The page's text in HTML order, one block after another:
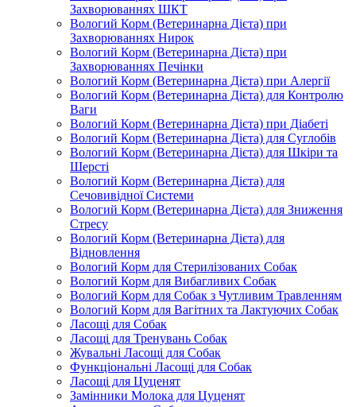
Захворюваннях ШКТ
Вологий Корм (Ветеринарна Дієта) при
Захворюваннях Нирок
Вологий Корм (Ветеринарна Дієта) при
Захворюваннях Печінки
Вологий Корм (Ветеринарна Дієта) при Алергії
Вологий Корм (Ветеринарна Дієта) для Контролю
Ваги
Вологий Корм (Ветеринарна Дієта) при Діабеті
Вологий Корм (Ветеринарна Дієта) для Суглобів
Вологий Корм (Ветеринарна Дієта) для Шкіри та
Шерсті
Вологий Корм (Ветеринарна Дієта) для
Сечовивідної Системи
Вологий Корм (Ветеринарна Дієта) для Зниження
Стресу
Вологий Корм (Ветеринарна Дієта) для
Відновлення
Вологий Корм для Стерилізованих Собак
Вологий Корм для Вибагливих Собак
Вологий Корм для Собак з Чутливим Травленням
Вологий Корм для Вагітних та Лактуючих Собак
Ласощі для Собак
Ласощі для Тренувань Собак
Жувальні Ласощі для Собак
Функціональні Ласощі для Собак
Ласощі для Цуценят
Замінники Молока для Цуценят